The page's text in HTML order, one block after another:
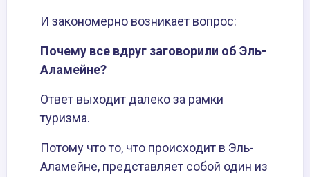
И закономерно возникает вопрос:
Почему все вдруг заговорили об Эль-
Аламейне?
Ответ выходит далеко за рамки
туризма.
Потому что то, что происходит в Эль-
Аламейне, представляет собой один из